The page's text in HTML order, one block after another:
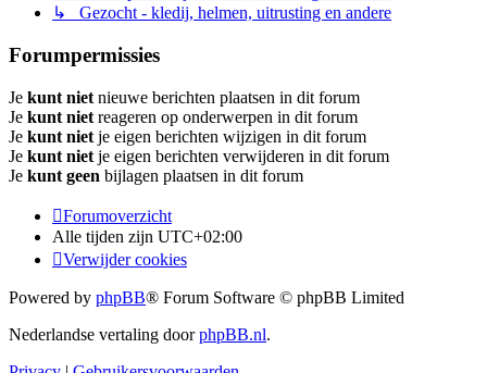
↳ Gezocht - kledij, helmen, uitrusting en andere
Forumpermissies
Je kunt niet nieuwe berichten plaatsen in dit forum
Je kunt niet reageren op onderwerpen in dit forum
Je kunt niet je eigen berichten wijzigen in dit forum
Je kunt niet je eigen berichten verwijderen in dit forum
Je kunt geen bijlagen plaatsen in dit forum
Forumoverzicht
Alle tijden zijn UTC+02:00
Verwijder cookies
Powered by phpBB® Forum Software © phpBB Limited
Nederlandse vertaling doorphpBB.nl.